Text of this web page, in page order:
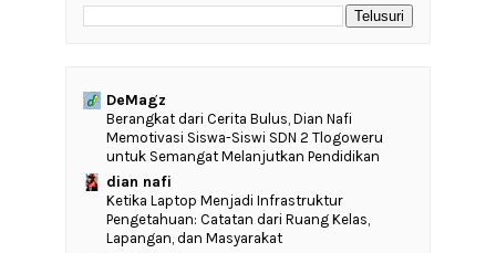
DeMagz
‎Berangkat dari Cerita Bulus, Dian Nafi
Memotivasi Siswa-Siswi SDN 2 Tlogoweru
untuk Semangat Melanjutkan Pendidikan
dian nafi
Ketika Laptop Menjadi Infrastruktur
Pengetahuan: Catatan dari Ruang Kelas,
Lapangan, dan Masyarakat